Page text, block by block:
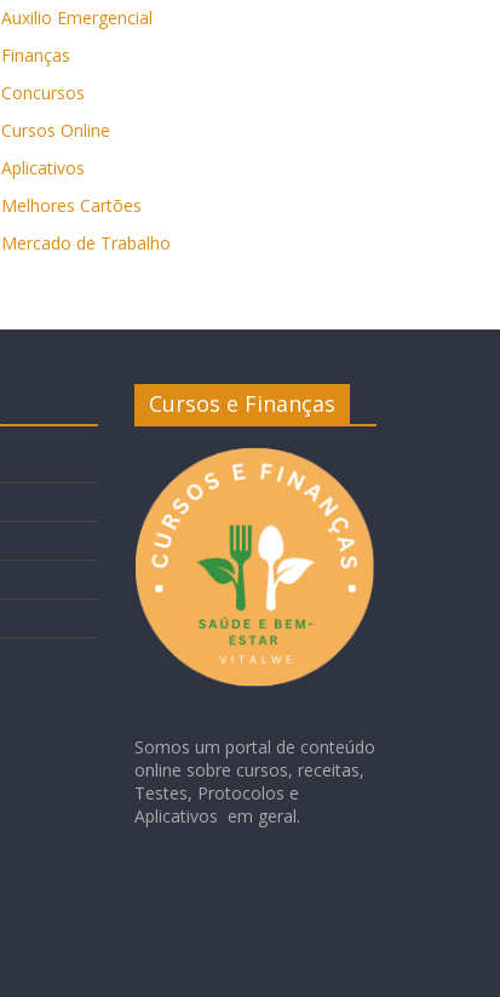
Auxilio Emergencial
Finanças
Concursos
Cursos Online
Aplicativos
Melhores Cartões
Mercado de Trabalho
Cursos e Finanças
Somos um portal de conteúdo
online sobre cursos, receitas,
Testes, Protocolos e
Aplicativos em geral.